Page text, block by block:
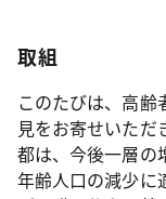
取組
このたびは、高齢
見をお寄せいただ
都は、今後一層の
年齢人口の減少に